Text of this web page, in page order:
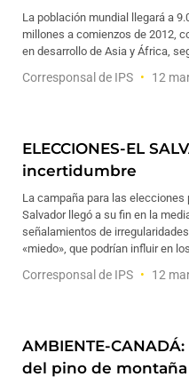
La población mundial llegará a
millones a comienzos de 2012,
en desarrollo de Asia y África,
Corresponsal de IPS 12
ELECCIONES-EL
incertidumbre
La campaña para las elecciones
Salvador llegó a su fin en la
señalamientos de
«miedo», que podrían influir en
Corresponsal de IPS 12
AMBIENTE-
del pino de montaña